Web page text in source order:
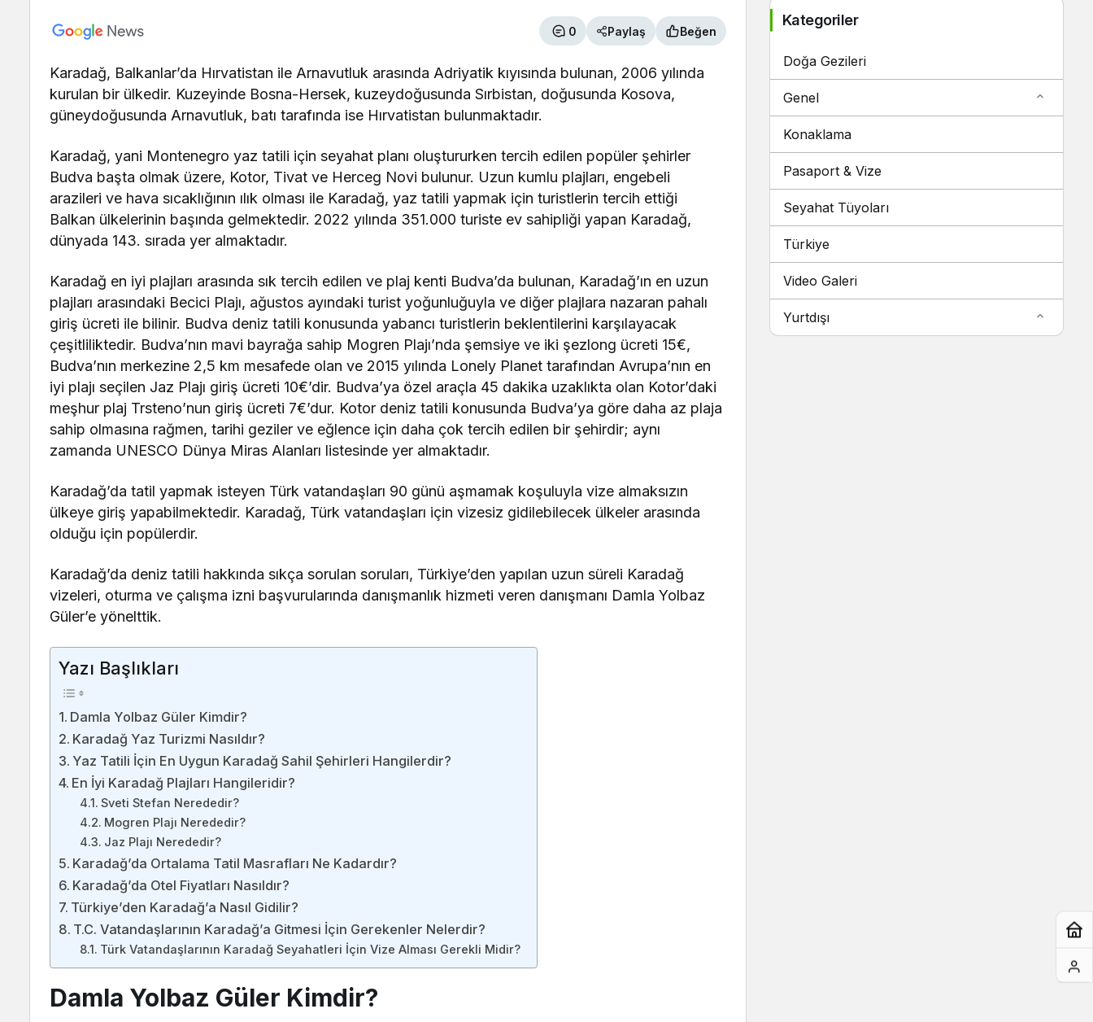
0 Paylaş Beğen
Karadağ, Balkanlar’da Hırvatistan ile Arnavutluk arasında Adriyatik kıyısında bulunan, 2006 yılında
kurulan bir ülkedir. Kuzeyinde Bosna-Hersek, kuzeydoğusunda Sırbistan, doğusunda Kosova,
güneydoğusunda Arnavutluk, batı tarafında ise Hırvatistan bulunmaktadır.
Karadağ, yani Montenegro yaz tatili için seyahat planı oluştururken tercih edilen popüler şehirler
Budva başta olmak üzere, Kotor, Tivat ve Herceg Novi bulunur. Uzun kumlu plajları, engebeli
arazileri ve hava sıcaklığının ılık olması ile Karadağ, yaz tatili yapmak için turistlerin tercih ettiği
Balkan ülkelerinin başında gelmektedir. 2022 yılında 351.000 turiste ev sahipliği yapan Karadağ,
dünyada 143. sırada yer almaktadır.
Karadağ en iyi plajları arasında sık tercih edilen ve plaj kenti Budva’da bulunan, Karadağ’ın en uzun
plajları arasındaki Becici Plajı, ağustos ayındaki turist yoğunluğuyla ve diğer plajlara nazaran pahalı
giriş ücreti ile bilinir. Budva deniz tatili konusunda yabancı turistlerin beklentilerini karşılayacak
çeşitliliktedir. Budva’nın mavi bayrağa sahip Mogren Plajı’nda şemsiye ve iki şezlong ücreti 15€,
Budva’nın merkezine 2,5 km mesafede olan ve 2015 yılında Lonely Planet tarafından Avrupa’nın en
iyi plajı seçilen Jaz Plajı giriş ücreti 10€’dir. Budva’ya özel araçla 45 dakika uzaklıkta olan Kotor’daki
meşhur plaj Trsteno’nun giriş ücreti 7€’dur. Kotor deniz tatili konusunda Budva’ya göre daha az plaja
sahip olmasına rağmen, tarihi geziler ve eğlence için daha çok tercih edilen bir şehirdir; aynı
zamanda UNESCO Dünya Miras Alanları listesinde yer almaktadır.
Karadağ’da tatil yapmak isteyen Türk vatandaşları 90 günü aşmamak koşuluyla vize almaksızın
ülkeye giriş yapabilmektedir. Karadağ, Türk vatandaşları için vizesiz gidilebilecek ülkeler arasında
olduğu için popülerdir.
Karadağ’da deniz tatili hakkında sıkça sorulan soruları, Türkiye’den yapılan uzun süreli Karadağ
vizeleri, oturma ve çalışma izni başvurularında danışmanlık hizmeti veren danışmanı Damla Yolbaz
Güler’e yönelttik.
Yazı Başlıkları
Damla Yolbaz Güler Kimdir?
Karadağ Yaz Turizmi Nasıldır?
Yaz Tatili İçin En Uygun Karadağ Sahil Şehirleri Hangilerdir?
En İyi Karadağ Plajları Hangileridir?
Sveti Stefan Nerededir?
Mogren Plajı Nerededir?
Jaz Plajı Nerededir?
Karadağ’da Ortalama Tatil Masrafları Ne Kadardır?
Karadağ’da Otel Fiyatları Nasıldır?
Türkiye’den Karadağ’a Nasıl Gidilir?
T.C. Vatandaşlarının Karadağ’a Gitmesi İçin Gerekenler Nelerdir?
Türk Vatandaşlarının Karadağ Seyahatleri İçin Vize Alması Gerekli Midir?
Damla Yolbaz Güler Kimdir?
Kategoriler
Doğa Gezileri
Genel
Konaklama
Pasaport & Vize
Seyahat Tüyoları
Türkiye
Video Galeri
Yurtdışı